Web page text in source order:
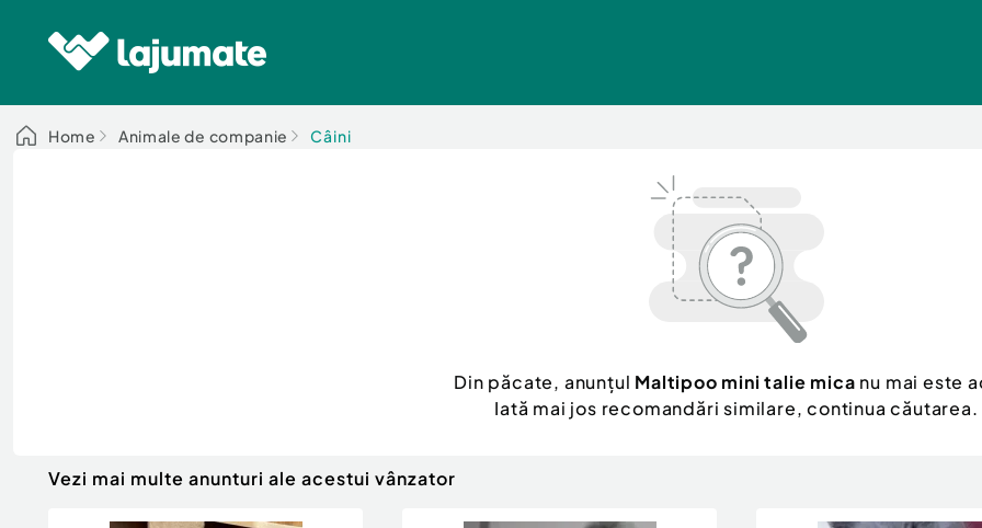
Home Animale de companie Câini
Din păcate, anunțul Maltipoo mini talie mica nu mai este
Iată mai jos recomandări similare, continua căutarea.
Vezi mai multe anunturi ale acestui vânzator